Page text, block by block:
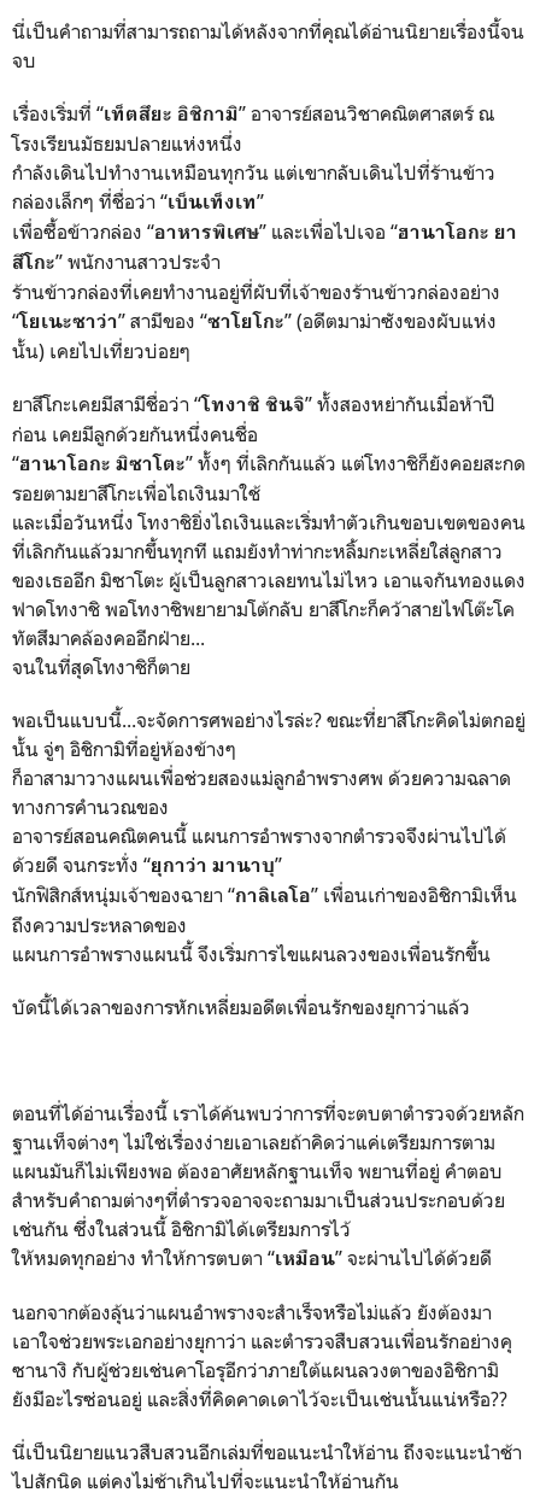
นี่เป็นคำถามที่สามารถถามได้หลังจากที่คุณได้อ่านนิยายเรื่องนี้จน
จบ
เรื่องเริ่มที่ “เท็ตสึยะ อิชิกามิ” อาจารย์สอนวิชาคณิตศาสตร์ ณ
โรงเรียนมัธยมปลายแห่งหนึ่ง
กำลังเดินไปทำงานเหมือนทุกวัน แต่เขากลับเดินไปที่ร้านข้าว
กล่องเล็กๆ ที่ชื่อว่า “เบ็นเท็งเท”
เพื่อซื้อข้าวกล่อง “อาหารพิเศษ” และเพื่อไปเจอ “ฮานาโอกะ ยา
สึโกะ” พนักงานสาวประจำ
ร้านข้าวกล่องที่เคยทำงานอยู่ที่ผับที่เจ้าของร้านข้าวกล่องอย่าง
“โยเนะซาว่า” สามีของ “ซาโยโกะ” (อดีตมาม่าซังของผับแห่ง
นั้น) เคยไปเที่ยวบ่อยๆ
ยาสึโกะเคยมีสามีชื่อว่า “โทงาชิ ชินจิ” ทั้งสองหย่ากันเมื่อห้าปี
ก่อน เคยมีลูกด้วยกันหนึ่งคนชื่อ
“ฮานาโอกะ มิซาโตะ” ทั้งๆ ที่เลิกกันแล้ว แต่โทงาชิก็ยังคอยสะกด
รอยตามยาสึโกะเพื่อไถเงินมาใช้
และเมื่อวันหนึ่ง โทงาชิยิ่งไถเงินและเริ่มทำตัวเกินขอบเขตของคน
ที่เลิกกันแล้วมากขึ้นทุกที แถมยังทำท่ากะหลิ้มกะเหลี่ยใส่ลูกสาว
ของเธออีก มิซาโตะ ผู้เป็นลูกสาวเลยทนไม่ไหว เอาแจกันทองแดง
ฟาดโทงาชิ พอโทงาชิพยายามโต้กลับ ยาสึโกะก็คว้าสายไฟโต๊ะโค
ทัตสึมาคล้องคออีกฝ่าย...
จนในที่สุดโทงาชิก็ตาย
พอเป็นแบบนี้...จะจัดการศพอย่างไรล่ะ? ขณะที่ยาสึโกะคิดไม่ตกอยู่
นั้น จู่ๆ อิชิกามิที่อยู่ห้องข้างๆ
ก็อาสามาวางแผนเพื่อช่วยสองแม่ลูกอำพรางศพ ด้วยความฉลาด
ทางการคำนวณของ
อาจารย์สอนคณิตคนนี้ แผนการอำพรางจากตำรวจจึงผ่านไปได้
ด้วยดี จนกระทั่ง “ยุกาว่า มานาบุ”
นักฟิสิกส์หนุ่มเจ้าของฉายา “กาลิเลโอ” เพื่อนเก่าของอิชิกามิเห็น
ถึงความประหลาดของ
แผนการอำพรางแผนนี้ จึงเริ่มการไขแผนลวงของเพื่อนรักขึ้น
บัดนี้ได้เวลาของการหักเหลี่ยมอดีตเพื่อนรักของยุกาว่าแล้ว
ตอนที่ได้อ่านเรื่องนี้ เราได้ค้นพบว่าการที่จะตบตาตำรวจด้วยหลัก
ฐานเท็จต่างๆ ไม่ใช่เรื่องง่ายเอาเลยถ้าคิดว่าแค่เตรียมการตาม
แผนมันก็ไม่เพียงพอ ต้องอาศัยหลักฐานเท็จ พยานที่อยู่ คำตอบ
สำหรับคำถามต่างๆที่ตำรวจอาจจะถามมาเป็นส่วนประกอบด้วย
เช่นกัน ซึ่งในส่วนนี้ อิชิกามิได้เตรียมการไว้
ให้หมดทุกอย่าง ทำให้การตบตา “เหมือน” จะผ่านไปได้ด้วยดี
นอกจากต้องลุ้นว่าแผนอำพรางจะสำเร็จหรือไม่แล้ว ยังต้องมา
เอาใจช่วยพระเอกอย่างยุกาว่า และตำรวจสืบสวนเพื่อนรักอย่างคุ
ซานางิ กับผู้ช่วยเช่นคาโอรุอีกว่าภายใต้แผนลวงตาของอิชิกามิ
ยังมีอะไรซ่อนอยู่ และสิ่งที่คิดคาดเดาไว้จะเป็นเช่นนั้นแน่หรือ??
นี่เป็นนิยายแนวสืบสวนอีกเล่มที่ขอแนะนำให้อ่าน ถึงจะแนะนำช้า
ไปสักนิด แต่คงไม่ช้าเกินไปที่จะแนะนำให้อ่านกัน